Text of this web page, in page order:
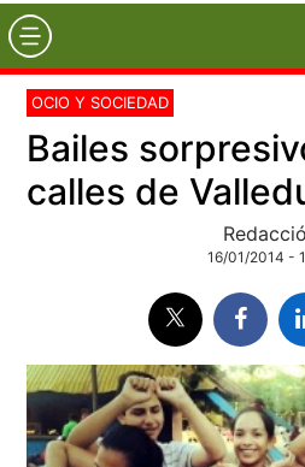
OCIO Y SOCIEDAD
Bailes
calles de
16/01/2014 -